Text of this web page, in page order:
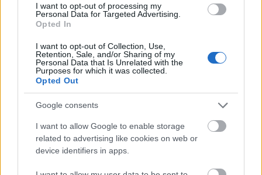
I want to opt-out of processing my
Personal Data for Targeted Advertising.
Opted In
I want to opt-out of Collection, Use,
Retention, Sale, and/or Sharing of my
Personal Data that Is Unrelated with the
Purposes for which it was collected.
Opted Out
Google consents
I want to allow Google to enable storage
related to advertising like cookies on web or
device identifiers in apps.
Miért ne építhetnénk a magyar jövőkép elérését egy
olyan forrásra, amit minden magyar
gyermekkorától birtokol, használ, fejleszt, amiben
bővelkedünk, és amiről tudjuk, hogy a legnagyobb
kincsünk? Miért ne építhetnénk a magyar nyelvre?
Világossá vált, hogy a magyar jövőkép nyugati
irányból keletre…